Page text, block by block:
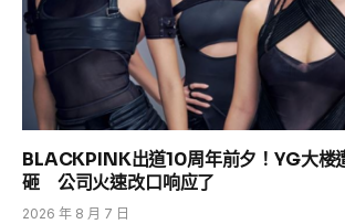
BLACKPINK出道10周年前夕！YG大楼
砸 公司火速改口响应了
2026 年 8 月 7 日